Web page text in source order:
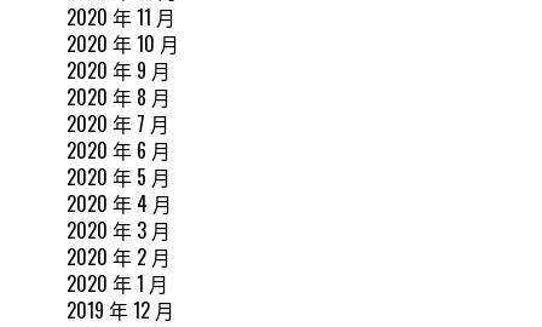
2020 年 11 月
2020 年 10 月
2020 年 9 月
2020 年 8 月
2020 年 7 月
2020 年 6 月
2020 年 5 月
2020 年 4 月
2020 年 3 月
2020 年 2 月
2020 年 1 月
2019 年 12 月